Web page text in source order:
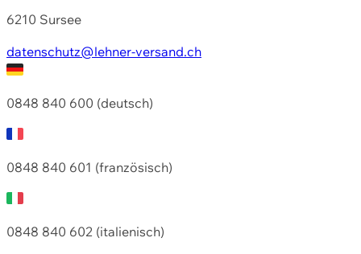
6210 Sursee
datenschutz@lehner-versand.ch
0848 840 600 (deutsch)
0848 840 601 (französisch)
0848 840 602 (italienisch)